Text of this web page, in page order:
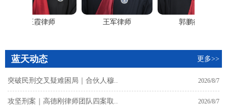
王霞律师 王军律师 郭鹏律师
蓝天动态 更多>>
突破民刑交叉疑难困局｜合伙人穆.. 2026/8/7
攻坚刑案｜高德刚律师团队四案取.. 2026/8/7